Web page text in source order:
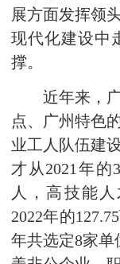
展方面发挥领
现代化建设中
撑。
近年来，广
点、广州特色
业工人队伍建
才从2021年的
人，高技能人
2022年的
年共选定8家单